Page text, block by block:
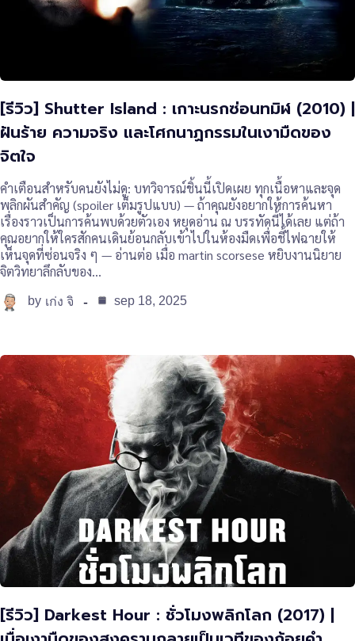
[รีวิว] Shutter Island : เกาะนรกซ่อนทมิฬ (2010) |
ฝันร้าย ความจริง และโศกนาฏกรรมในเงามืดของ
จิตใจ
คำเตือนสำหรับคนยังไม่ดู: บทวิจารณ์ชิ้นนี้เปิดเผย ทุกเนื้อหาและจุด
พลิกผันสำคัญ (spoiler เต็มรูปแบบ) — ถ้าคุณยังอยากให้การค้นหา
เรื่องราวเป็นการค้นพบด้วยตัวเอง หยุดอ่าน ณ บรรทัดนี้ได้เลย แต่ถ้า
คุณอยากให้ใครสักคนเดินย้อนกลับเข้าไปในห้องมืดเพื่อชี้ไฟฉายให้
เห็นจุดที่ซ่อนจริง ๆ — อ่านต่อ เมื่อ martin scorsese หยิบงานนิยาย
จิตวิทยาลึกลับของ…
by เก่ง จิ sep 18, 2025
[รีวิว] Darkest Hour : ชั่วโมงพลิกโลก (2017) |